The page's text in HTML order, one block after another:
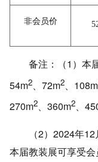
非会员价
备注：（1）本届
54m2、72m2、108m
270m2、360m2、
（2）2024年12
本届教装展可享受会